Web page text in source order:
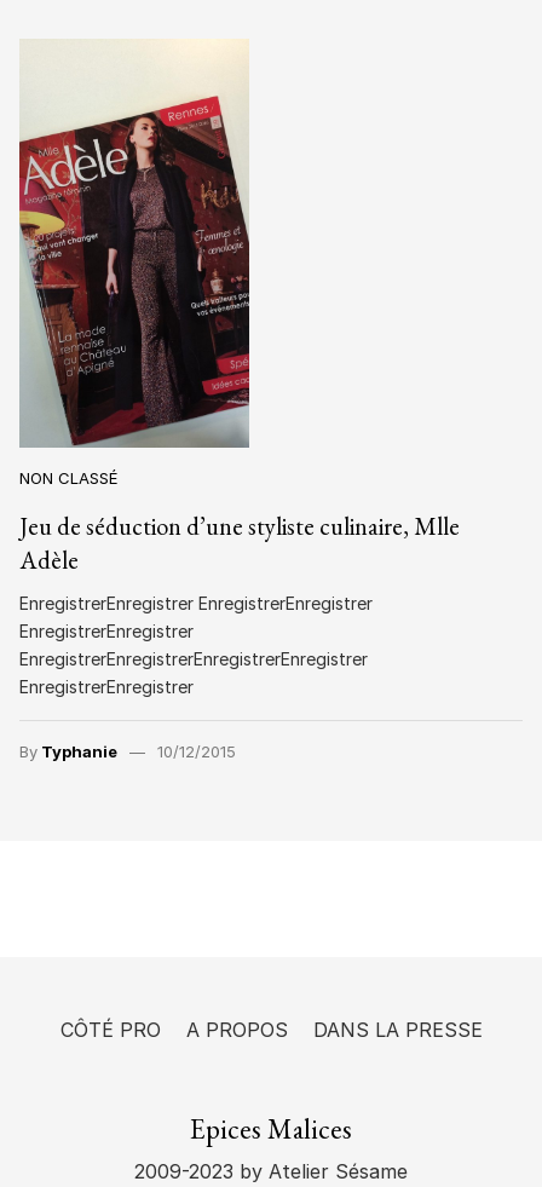
NON CLASSÉ
Jeu de séduction d’une styliste culinaire, Mlle
Adèle
EnregistrerEnregistrer EnregistrerEnregistrer
EnregistrerEnregistrer
EnregistrerEnregistrerEnregistrerEnregistrer
EnregistrerEnregistrer
By Typhanie 10/12/2015
CÔTÉ PRO A PROPOS DANS LA PRESSE
Epices Malices
2009-2023 by Atelier Sésame